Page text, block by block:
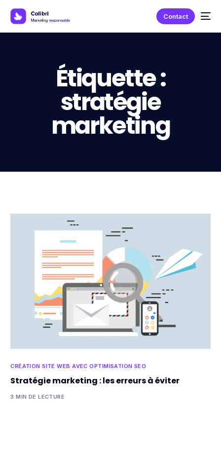
Contact
Étiquette :
stratégie
marketing
CRÉATION SITE WEB AVEC OPTIMISATION SEO
Stratégie marketing : les erreurs à éviter
3 MIN DE LECTURE